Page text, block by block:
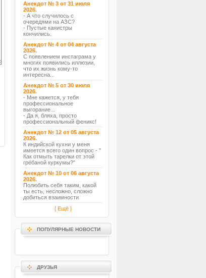
Анекдот № 3 от 31 июля
2026.
- А что случилось с
очередями на АЗС?
- Пустые канистры
кончились.
Анекдот № 4 от 04 августа
2026.
С появлением инстаграма у
многих появились иллюзии,
что их жизнь кому-то
интересна...
Анекдот № 5 от 30 июля
2026.
- Мне кажется, у тебя
профессиональное
выгорание...
- Да я, бляха, просто
профессиональный феникс!
Анекдот № 12 от 05 августа
2026.
К индийской кухни у меня
имеется всего один вопрос - "
Как отмыть тарелки от этой
грёбаной куркумы?"
Анекдот № 10 от 06 августа
2026.
Полюбить себя таким, какой
ты есть, несложно, сложно
добиться взаимности
[ Ещё ]
ПОПУЛЯРНЫЕ НОВОСТИ
ДРУЗЬЯ